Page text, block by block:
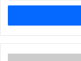
Email